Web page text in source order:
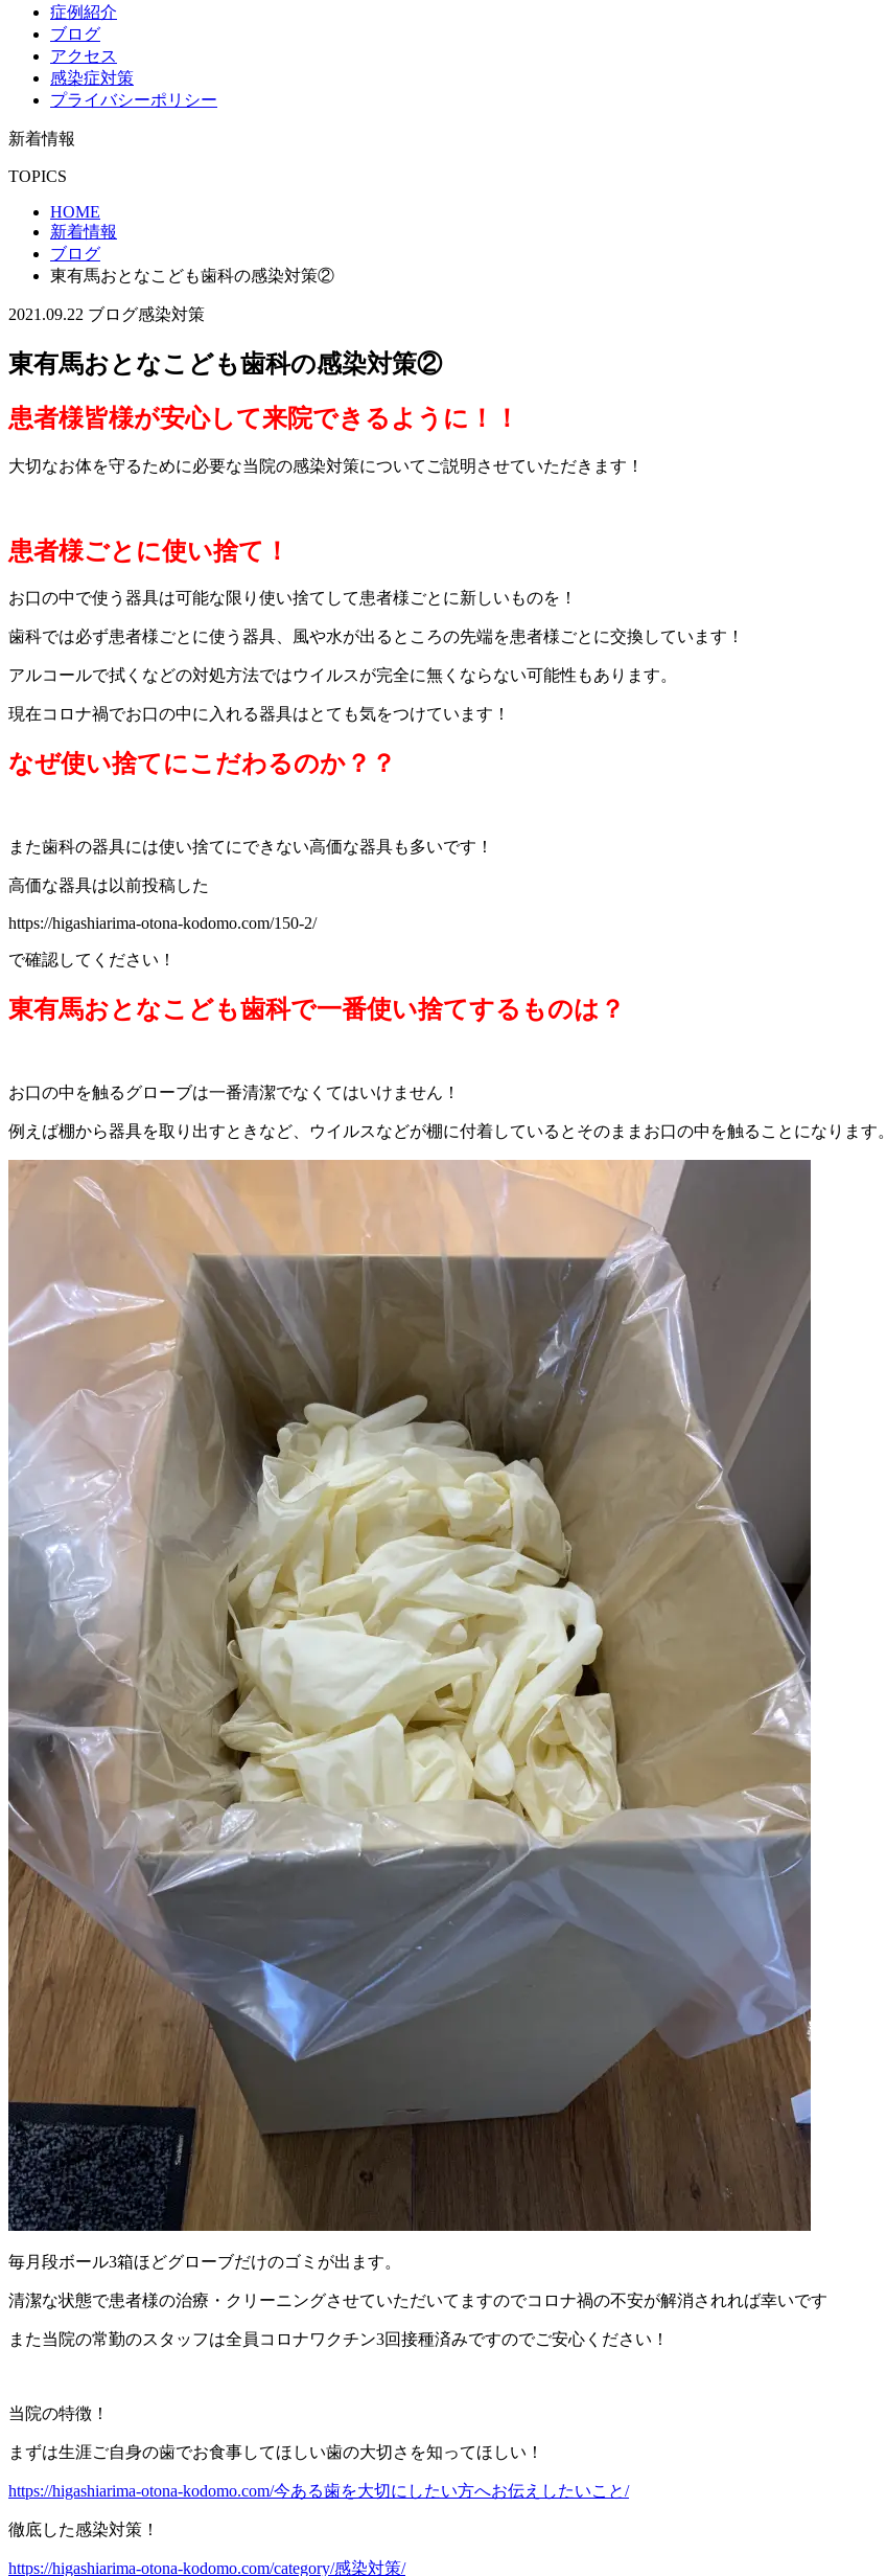
症例紹介
ブログ
アクセス
感染症対策
プライバシーポリシー
新着情報
TOPICS
HOME
新着情報
ブログ
東有馬おとなこども歯科の感染対策②
2021.09.22 ブログ感染対策
東有馬おとなこども歯科の感染対策②
患者様皆様が安心して来院できるように！！
大切なお体を守るために必要な当院の感染対策についてご説明させていただきます！
患者様ごとに使い捨て！
お口の中で使う器具は可能な限り使い捨てして患者様ごとに新しいものを！
歯科では必ず患者様ごとに使う器具、風や水が出るところの先端を患者様ごとに交換しています！
アルコールで拭くなどの対処方法ではウイルスが完全に無くならない可能性もあります。
現在コロナ禍でお口の中に入れる器具はとても気をつけています！
なぜ使い捨てにこだわるのか？？
また歯科の器具には使い捨てにできない高価な器具も多いです！
高価な器具は以前投稿した
https://higashiarima-otona-kodomo.com/150-2/
で確認してください！
東有馬おとなこども歯科で一番使い捨てするものは？
お口の中を触るグローブは一番清潔でなくてはいけません！
例えば棚から器具を取り出すときなど、ウイルスなどが棚に付着しているとそのままお口の中を触ることになります。
毎月段ボール3箱ほどグローブだけのゴミが出ます。
清潔な状態で患者様の治療・クリーニングさせていただいてますのでコロナ禍の不安が解消されれば幸いです
また当院の常勤のスタッフは全員コロナワクチン3回接種済みですのでご安心ください！
当院の特徴！
まずは生涯ご自身の歯でお食事してほしい歯の大切さを知ってほしい！
https://higashiarima-otona-kodomo.com/今ある歯を大切にしたい方へお伝えしたいこと/
徹底した感染対策！
https://higashiarima-otona-kodomo.com/category/感染対策/